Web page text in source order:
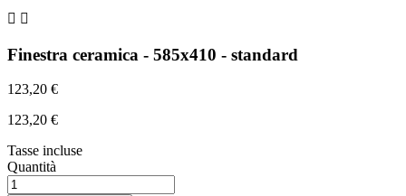
 
Finestra ceramica - 585x410 - standard
123,20 €
123,20 €
Tasse incluse
Quantità